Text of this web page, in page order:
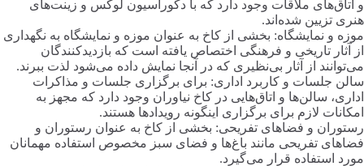
و اتاق‌های ملاقات وجود دارد که با دکوراسیون لوکس و زینت‌های
هنری تزیین شده‌اند.
موزه و نمایشگاه: بخشی از کاخ به عنوان موزه و نمایشگاه به نگهداری
از آثار تاریخی و فرهنگی اختصاص یافته است که بازدیدکنندگان
می‌توانند از آثار بی‌نظیری که در آنجا نمایش داده می‌شود لذت ببرند.
سالن جلسات و کاربرد اداری: برای برگزاری جلسات و مذاکرات
اداری، سالن‌ها و اتاق‌هایی در کاخ نیاوران وجود دارد که مجهز به
امکانات لازم برای برگزاری اینگونه رویدادها هستند.
رستوران و فضاهای تفریحی: بخشی از کاخ به عنوان رستوران و
فضاهای تفریحی مانند باغ‌ها و فضای سبز مخصوص استفاده مهمانان
مورد استفاده قرار می‌گیرد.